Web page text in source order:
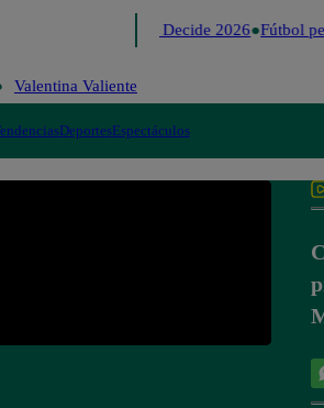
Perú Decide 2026 Fútbol
Valentina Valiente
DeportesEspectáculos